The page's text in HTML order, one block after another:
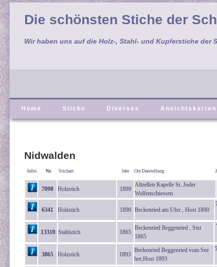
Die schönsten Stiche der
Wir haben uns auf die Holz-, Stahl- und Kupferstiche der
Home Stiche Diverses Ansichtskarten
Nidwalden
Infos Nr. Stichart Jahr Ort/Darstellung
7098 Holzstich 1899
Altzellen Kapelle St. Joder
Wolfenschiessen
6341 Holzstich 1890 Beckenried am Ufer , Host 1890
13310 Stahlstich 1865
Beckenried Beggenried , Stst
1865
3865 Holzstich 1893
Beckenried Beggenried vom See
her,Host 1893